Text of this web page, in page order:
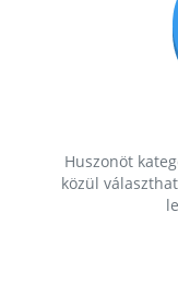
Huszonöt
közül